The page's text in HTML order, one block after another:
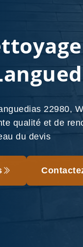
22980,
qualité et de
du devis